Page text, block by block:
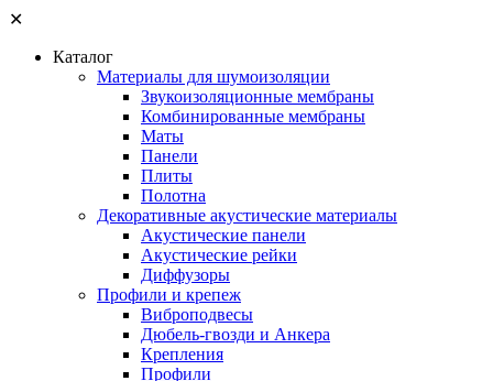
✕
Каталог
Материалы для шумоизоляции
Звукоизоляционные мембраны
Комбинированные мембраны
Маты
Панели
Плиты
Полотна
Декоративные акустические материалы
Акустические панели
Акустические рейки
Диффузоры
Профили и крепеж
Виброподвесы
Дюбель-гвозди и Анкера
Крепления
Профили